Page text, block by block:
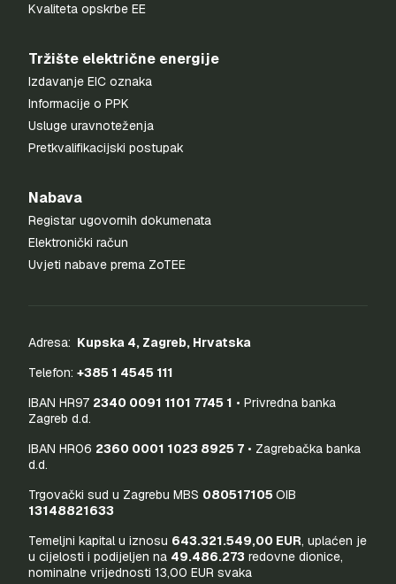
Kvaliteta opskrbe EE
Tržište električne energije
Izdavanje EIC oznaka
Informacije o PPK
Usluge uravnoteženja
Pretkvalifikacijski postupak
Nabava
Registar ugovornih dokumenata
Elektronički račun
Uvjeti nabave prema ZoTEE
Adresa: Kupska 4, Zagreb, Hrvatska
Telefon: +385 1 4545 111
IBAN HR97 2340 0091 1101 7745 1 • Privredna banka
Zagreb d.d.
IBAN HR06 2360 0001 1023 8925 7 • Zagrebačka banka
d.d.
Trgovački sud u Zagrebu MBS 080517105OIB
13148821633
Temeljni kapital u iznosu 643.321.549,00 EUR, uplaćen je
u cijelosti i podijeljen na 49.486.273 redovne dionice,
nominalne vrijednosti 13,00 EUR svaka